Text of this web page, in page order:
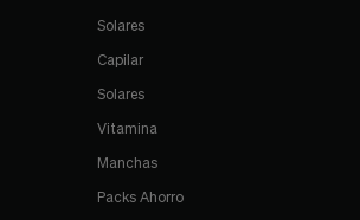
Solares
Capilar
Solares
Vitamina
Manchas
Packs Ahorro